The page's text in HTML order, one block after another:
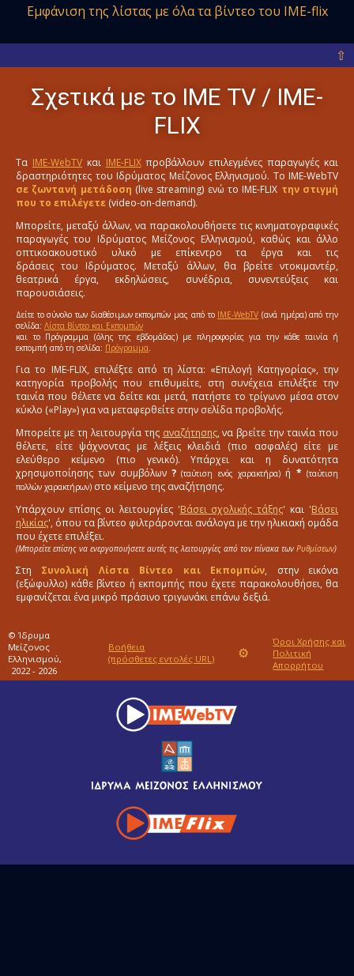
Εμφάνιση της λίστας με όλατα βίντεο του IME-flix
⇧
Σχετικά με το ΙΜΕ ΤV / IME-
FLIX
Τα IME-WebTVκαι IME-FLIXπροβάλλουν επιλεγμένες παραγωγές και
δραστηριότητες του Ιδρύματος Μείζονος Ελληνισμού. Το IME-WebTV
σε ζωντανή μετάδοση (live streaming) ενώ το IME-FLIX την στιγμή
που το επιλέγετε (video-on-demand).
Μπορείτε, μεταξύ άλλων, να παρακολουθήσετε τις κινηματογραφικές
παραγωγές του Ιδρύματος Μείζονος Ελληνισμού, καθώς και άλλο
οπτικοακουστικό υλικό με επίκεντρο τα έργα και τις
δράσεις του Ιδρύματος. Μεταξύ άλλων, θα βρείτε ντοκιμαντέρ,
θεατρικά έργα, εκδηλώσεις, συνέδρια, συνεντεύξεις και
παρουσιάσεις.
Δείτε το σύνολο των διαθέσιμων εκπομπών μας από το IME-WebTV (ανά ημέρα) από την
σελίδα: Λίστα Βίντεο και Εκπομπών
και το Πρόγραμμα (όλης της εβδομάδας) με πληροφορίες για την κάθε ταινία ή
εκπομπή από τη σελίδα: Πρόγραμμα.
Για το IME-FLIX, επιλέξτε από τη λίστα: «Επιλογή Κατηγορίας», την
κατηγορία προβολής που επιθυμείτε, στη συνέχεια επιλέξτε την
ταινία που θέλετε να δείτε και μετά, πατήστε το τρίγωνο μέσα στον
κύκλο («Play») για να μεταφερθείτε στην σελίδα προβολής.
Μπορείτε με τη λειτουργία της αναζήτησης, να βρείτε την ταινία που
θέλετε, είτε ψάχνοντας με λέξεις κλειδιά (πιο ασφαλές) είτε με
ελεύθερο κείμενο (πιο γενικό). Υπάρχει και η δυνατότητα
χρησιμοποίησης των συμβόλων ? (ταύτιση ενός χαρακτήρα) ή * (ταύτιση
πολλών χαρακτήρων) στο κείμενο της αναζήτησης.
Υπάρχουν επίσης οι λειτουργίες 'Βάσει σχολικής τάξης' και 'Βάσει
ηλικίας', όπου τα βίντεο φιλτράρονται ανάλογα με την ηλικιακή ομάδα
που έχετε επιλέξει.
(Μπορείτε επίσης να ενεργοποιήσετε αυτές τις λειτουργίες από τον πίνακα των Ρυθμίσεων)
Στη Συνολική Λίστα Βίντεο και Εκπομπών, στην εικόνα
(εξώφυλλο) κάθε βίντεο ή εκπομπής που έχετε παρακολουθήσει, θα
εμφανίζεται ένα μικρό πράσινο τριγωνάκι επάνω δεξιά.
© Ίδρυμα
Μείζονος
Ελληνισμού,
2022 - 2026
Βοήθεια
(πρόσθετες εντολές URL)
⚙
Όροι Χρήσης και
Πολιτική
Απορρήτου